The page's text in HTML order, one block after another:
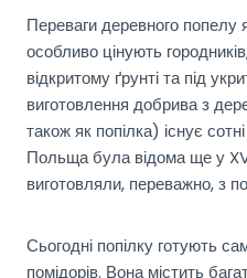
Переваги деревного попелу
особливо цінують
відкритому ґрунті та під
виготовлення добрива з
також як попілка) існує
Польща була відома ще у XV
виготовляли, переважно, з
Сьогодні попілку готують
помідорів. Вона містить